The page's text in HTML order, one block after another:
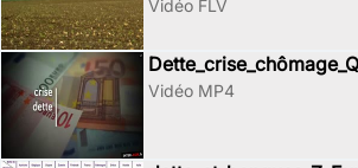
Vidéo FLV
Vidéo MP4